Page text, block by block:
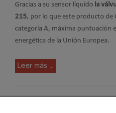
Gracias a su sensor líquido la
215, por lo que este producto de
categoría A, máxima puntuación
energética de la Unión Europea.
Leer más ...